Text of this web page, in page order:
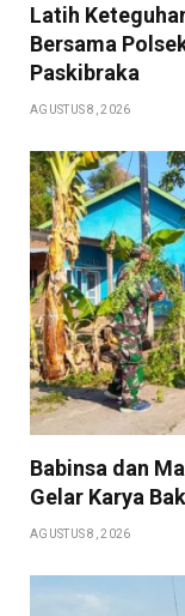
Latih
Bersama
Paskibraka
AGUSTUS 8, 2026
Babinsa dan
Gelar Karya
AGUSTUS 8, 2026